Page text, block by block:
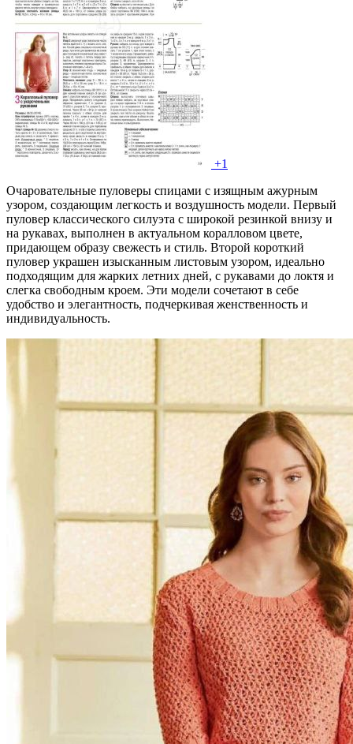
+1
Очаровательные пуловеры спицами с изящным ажурным
узором, создающим легкость и воздушность модели. Первый
пуловер классического силуэта с широкой резинкой внизу и
на рукавах, выполнен в актуальном коралловом цвете,
придающем образу свежесть и стиль. Второй короткий
пуловер украшен изысканным листовым узором, идеально
подходящим для жарких летних дней, с рукавами до локтя и
слегка свободным кроем. Эти модели сочетают в себе
удобство и элегантность, подчеркивая женственность и
индивидуальность.